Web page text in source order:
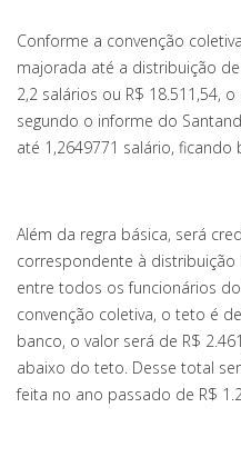
Conforme a convenção
majorada até a distribuição
2,2 salários ou R$ 18.511,54,
segundo o informe do
até 1,2649771 salário,
Além da regra básica, será
correspondente à
entre todos os funcionários
convenção coletiva, o teto é
banco, o valor será de R$
abaixo do teto. Desse total
feita no ano passado de R$